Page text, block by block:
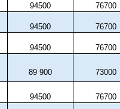
94500 76700
94500 76700
94500 76700
89 900 73000
94500 76700